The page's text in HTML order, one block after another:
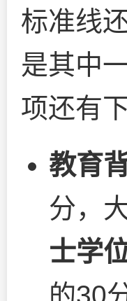
标准线
是其中
项还有
教育
分，
士学